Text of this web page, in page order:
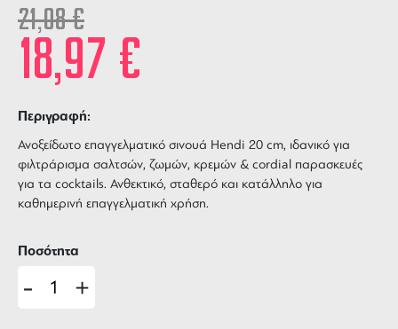
21,08€
18,97 €
Περιγραφή:
Ανοξείδωτο επαγγελματικό σινουά Hendi 20 cm, ιδανικό για
φιλτράρισμα σαλτσών, ζωμών, κρεμών & cordial παρασκευές
για τα cocktails. Ανθεκτικό, σταθερό και κατάλληλο για
καθημερινή επαγγελματική χρήση.
Ποσότητα
- +